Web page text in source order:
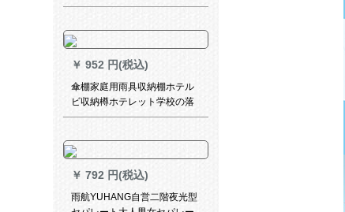
リヴィンテージ紳士傘カスタ
￥ 952 円(税込)
傘棚家庭用雨具収納棚ホテル
ビ収納樽ホテレット学校の落
着式傘立て折りたたみ畳傘収
黒【21ホール24フル】
￥ 792 円(税込)
雨航YUHANG自営二階夜光型